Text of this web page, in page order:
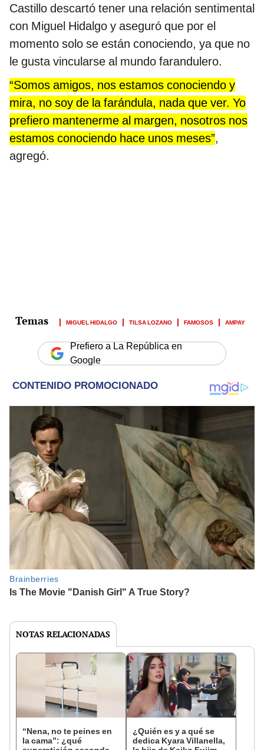
Castillo descartó tener una relación sentimental
con Miguel Hidalgo y aseguró que por el
momento solo se están conociendo, ya que no
le gusta vincularse al mundo farandulero.
“Somos amigos, nos estamos conociendo y
mira, no soy de la farándula, nada que ver. Yo
prefiero mantenerme al margen, nosotros nos
estamos conociendo hace unos meses”,
agregó.
MIGUEL HIDALGO TILSA LOZANO FAMOSOS AMPAY
Prefiero a La República en
Google
NOTAS RELACIONADAS
“Nena, no te peines en
la cama”: ¿qué
¿Quién es y a qué se
dedica Kyara Villanella,